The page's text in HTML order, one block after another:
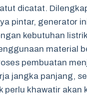
dicatat.
pintar, generator
kebutuhan
material
pembuatan
jangka panjang,
perlu khawatir akan